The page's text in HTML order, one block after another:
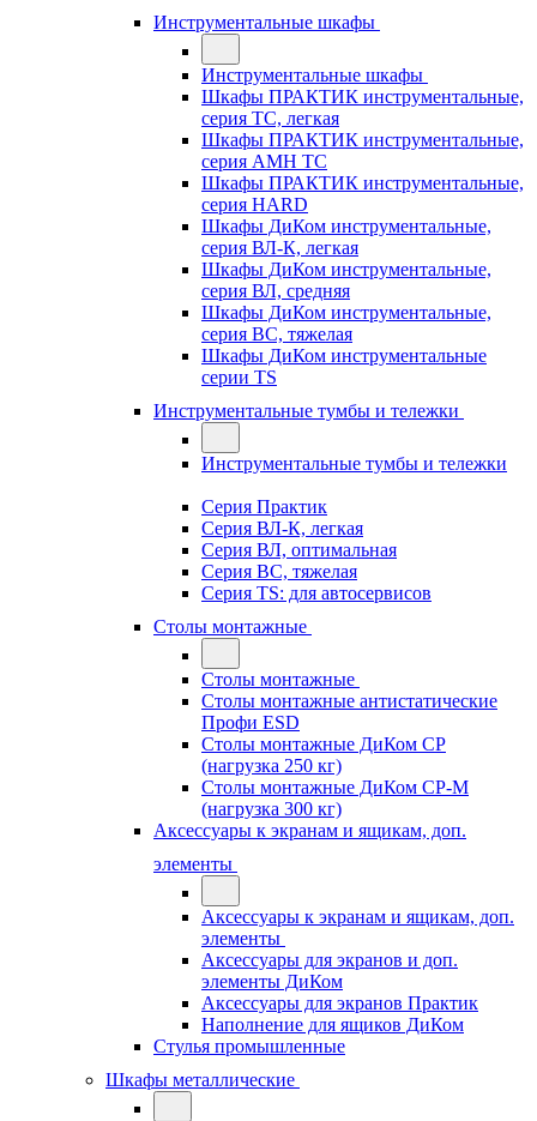
Инструментальные шкафы
Инструментальные шкафы
Шкафы ПРАКТИК инструментальные,
серия TC, легкая
Шкафы ПРАКТИК инструментальные,
серия AMH TC
Шкафы ПРАКТИК инструментальные,
серия HARD
Шкафы ДиКом инструментальные,
cерия ВЛ-К, легкая
Шкафы ДиКом инструментальные,
серия ВЛ, средняя
Шкафы ДиКом инструментальные,
серия ВС, тяжелая
Шкафы ДиКом инструментальные
серии TS
Инструментальные тумбы и тележки
Инструментальные тумбы и тележки
Серия Практик
Серия ВЛ-К, легкая
Серия ВЛ, оптимальная
Серия ВС, тяжелая
Серия TS: для автосервисов
Столы монтажные
Столы монтажные
Столы монтажные антистатические
Профи ESD
Столы монтажные ДиКом СР
(нагрузка 250 кг)
Столы монтажные ДиКом СР-М
(нагрузка 300 кг)
Аксессуары к экранам и ящикам, доп.
элементы
Аксессуары к экранам и ящикам, доп.
элементы
Аксессуары для экранов и доп.
элементы ДиКом
Аксессуары для экранов Практик
Наполнение для ящиков ДиКом
Стулья промышленные
Шкафы металлические